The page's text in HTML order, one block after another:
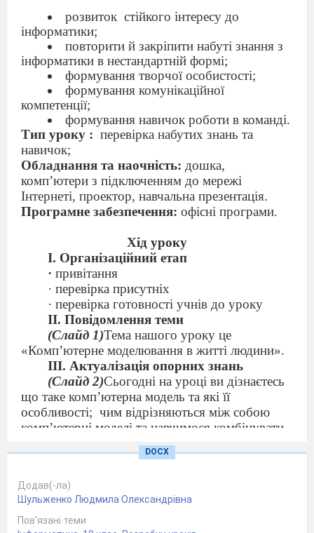
розвиток стійкого інтересу до
інформатики;
повторити й закріпити набуті знання з
інформатики в нестандартній формі;
формування творчої особистості;
формування комунікаційної
компетенції;
формування навичок роботи в команді.
Тип уроку : перевірка набутих знань та
навичок;
Обладнання та наочність: дошка,
комп’ютери з підключенням до мережі
Інтернеті, проектор, навчальна презентація.
Програмне забезпечення: офісні програми.
Хід уроку
І. Організаційний етап
· привітання
· перевірка присутніх
· перевірка готовності учнів до уроку
ІІ. Повідомлення теми
(Слайд 1)Тема нашого уроку це
«Комп’ютерне моделювання в житті людини».
ІІІ. Актуалізація опорних знань
(Слайд 2)Сьогодні на уроці ви дізнаєтесь
що таке комп’ютерна модель та які її
особливості; чим відрізняються між собою
комп’ютерні моделі та навчимося комбінувати
комп’ютерні моделі з програмними засобами
для складних обчислень, аналізу даних та
ІV. Вивчення нового матеріалу
Перегляд презентації
(
DOCX
Додав(-ла)
Шульженко Людмила Олександрівна
Пов’язані теми